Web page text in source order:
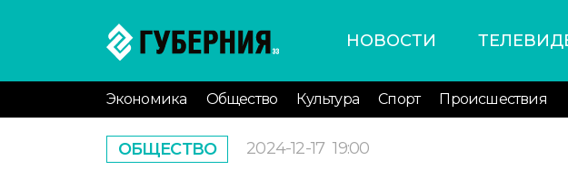
НОВОСТИ
Экономика Общество Культура Спорт Происшествия
ОБЩЕСТВО 2024-12-17 19:00